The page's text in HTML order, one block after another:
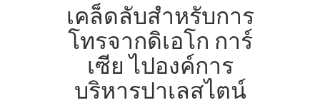
เคล็ดลับสำหรับการ
โทรจากดิเอโก การ์
เซีย ไปองค์การ
บริหารปาเลสไตน์